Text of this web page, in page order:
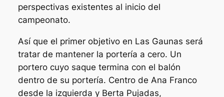
perspectivas existentes al inicio del
campeonato.
Así que el primer objetivo en Las Gaunas será
tratar de mantener la portería a cero. Un
portero cuyo saque termina con el balón
dentro de su portería. Centro de Ana Franco
desde la izquierda y Berta Pujadas,